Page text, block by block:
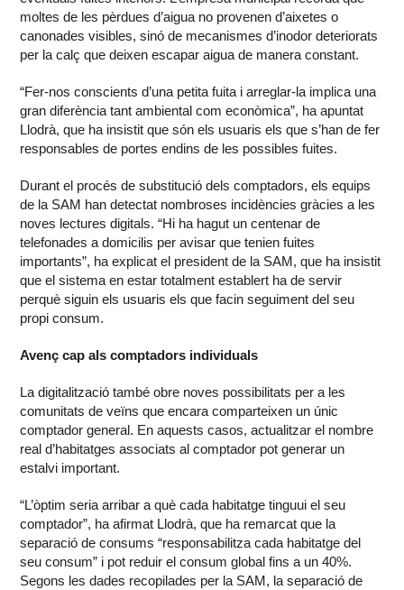
moltes de les pèrdues d’aigua no provenen d’aixetes o
canonades visibles, sinó de mecanismes d’inodor deteriorats
per la calç que deixen escapar aigua de manera constant.
“Fer-nos conscients d’una petita fuita i arreglar-la implica una
gran diferència tant ambiental com econòmica”, ha apuntat
Llodrà, que ha insistit que són els usuaris els que s’han de fer
responsables de portes endins de les possibles fuites.
Durant el procés de substitució dels comptadors, els equips
de la SAM han detectat nombroses incidències gràcies a les
noves lectures digitals. “Hi ha hagut un centenar de
telefonades a domicilis per avisar que tenien fuites
importants”, ha explicat el president de la SAM, que ha insistit
que el sistema en estar totalment establert ha de servir
perquè siguin els usuaris els que facin seguiment del seu
propi consum.
Avenç cap als comptadors individuals
La digitalització també obre noves possibilitats per a les
comunitats de veïns que encara comparteixen un únic
comptador general. En aquests casos, actualitzar el nombre
real d’habitatges associats al comptador pot generar un
estalvi important.
“L’òptim seria arribar a què cada habitatge tinguui el seu
comptador”, ha afirmat Llodrà, que ha remarcat que la
separació de consums “responsabilitza cada habitatge del
seu consum” i pot reduir el consum global fins a un 40%.
Segons les dades recopilades per la SAM, la separació de